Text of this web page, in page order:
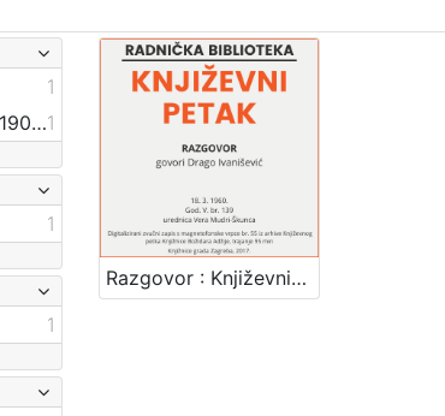
1
Ivanišević, Drago (10. 02. 1907. – 1. 06. 1981.)1
1
1
Razgovor : Književni petak, 18. 3. 1960., Radnički dom / govori Drago Ivanišević ; urednica Vera Mudri-Škunca